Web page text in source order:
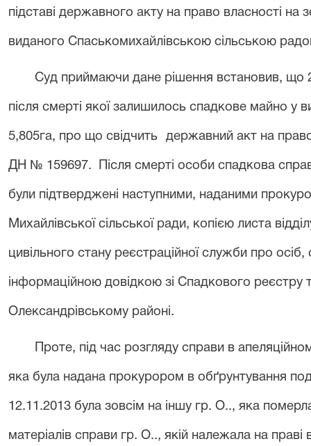
підставі державного акту на право власності на
виданого Спаськомихайлівською сільською
Суд приймаючи дане рішення встановив, що
після смерті якої залишилось спадкове майно у
5,805га, про що свідчить державний акт на право
ДН № 159697. Після смерті особи спадкова
були підтверджені наступними, наданими
Михайлівської сільської ради, копією листа
цивільного стану реєстраційної служби про
інформаційною довідкою зі Спадкового реєстру
Олександрівському районі.
Проте, під час розгляду справи в
яка була надана прокурором в обґрунтування
12.11.2013 була зовсім на іншу гр. О.., яка
матеріалів справи гр. О.., якій належала на